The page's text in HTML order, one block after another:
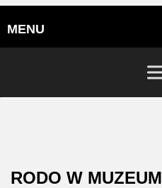
RODO W MUZEUM